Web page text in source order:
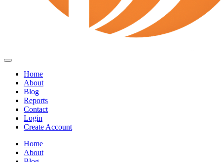
Home
About
Blog
Reports
Contact
Login
Create Account
Home
About